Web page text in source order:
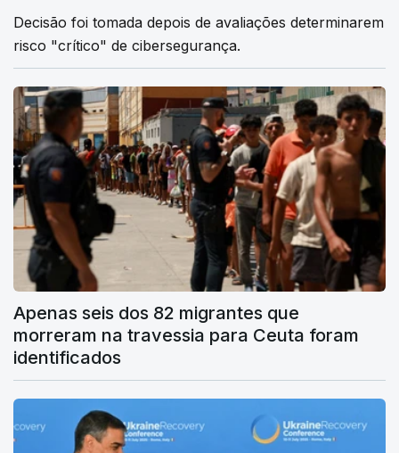
Decisão foi tomada depois de avaliações determinarem
risco "crítico" de cibersegurança.
Apenas seis dos 82 migrantes que
morreram na travessia para Ceuta foram
identificados